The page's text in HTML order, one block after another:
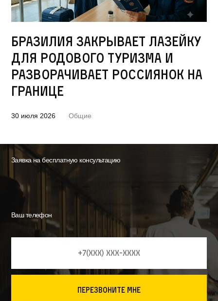
Бразилия закрывает лазейку
для родового туризма и
разворачивает россиянок на
границе
30 июля 2026 Общие
Заявка на бесплатную консультацию
Ваш телефон
перезвоните мне